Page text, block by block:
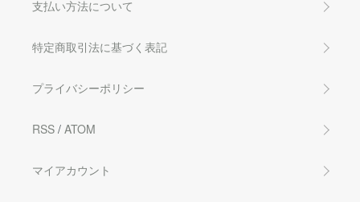
支払い方法について
特定商取引法に基づく表記
プライバシーポリシー
RSS / ATOM
マイアカウント